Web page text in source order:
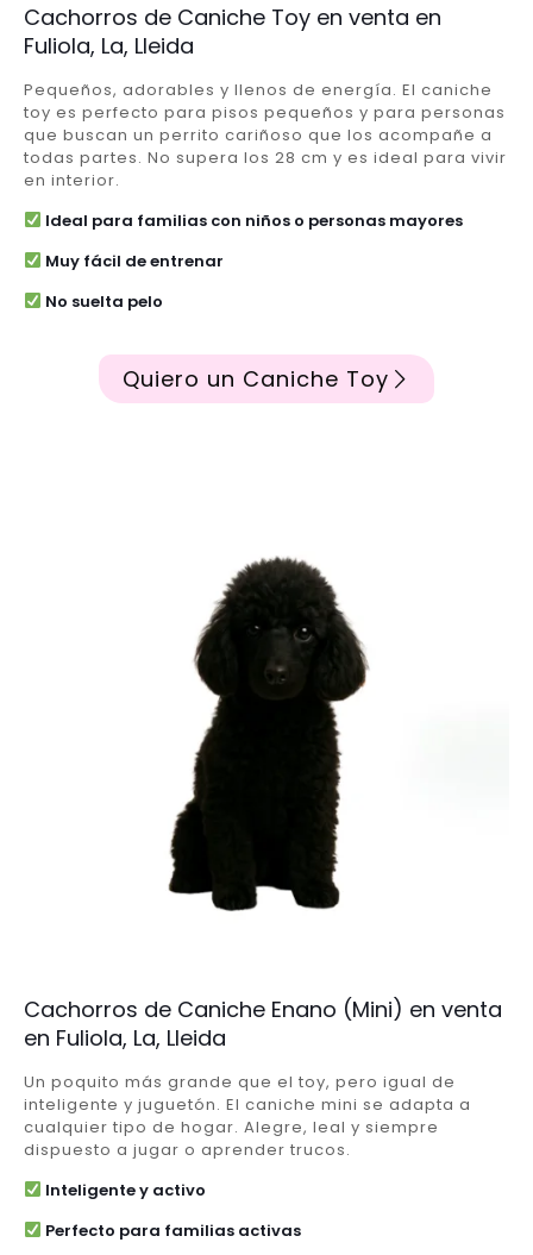
Cachorros de Caniche Toy en venta en
Fuliola, La, Lleida
Pequeños, adorables y llenos de energía. El caniche
toy es perfecto para pisos pequeños y para personas
que buscan un perrito cariñoso que los acompañe a
todas partes. No supera los 28 cm y es ideal para vivir
en interior.
Ideal para familias con niños o personas mayores
Muy fácil de entrenar
No suelta pelo
Quiero un Caniche Toy
Cachorros de Caniche Enano (Mini) en venta
en Fuliola, La, Lleida
Un poquito más grande que el toy, pero igual de
inteligente y juguetón. El caniche mini se adapta a
cualquier tipo de hogar. Alegre, leal y siempre
dispuesto a jugar o aprender trucos.
Inteligente y activo
Perfecto para familias activas